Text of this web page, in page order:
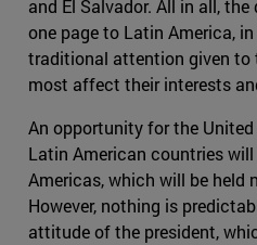
and El Salvador. All in all,
one page to Latin America,
traditional attention given to
most affect their interests
An opportunity for the
Latin American countries
Americas, which will be held
However, nothing is
attitude of the president,